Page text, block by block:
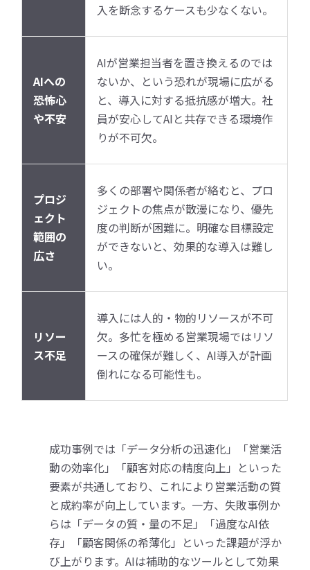
入を断念するケースも少なくない。
AIへの
恐怖心
や不安
AIが営業担当者を置き換えるのでは
ないか、という恐れが現場に広がる
と、導入に対する抵抗感が増大。社
員が安心してAIと共存できる環境作
りが不可欠。
プロジ
ェクト
範囲の
広さ
多くの部署や関係者が絡むと、プロ
ジェクトの焦点が散漫になり、優先
度の判断が困難に。明確な目標設定
ができないと、効果的な導入は難し
い。
リソー
ス不足
導入には人的・物的リソースが不可
欠。多忙を極める営業現場ではリソ
ースの確保が難しく、AI導入が計画
倒れになる可能性も。
成功事例では「データ分析の迅速化」「営業活
動の効率化」「顧客対応の精度向上」といった
要素が共通しており、これにより営業活動の質
と成約率が向上しています。一方、失敗事例か
らは「データの質・量の不足」「過度なAI依
存」「顧客関係の希薄化」といった課題が浮か
び上がります。AIは補助的なツールとして効果